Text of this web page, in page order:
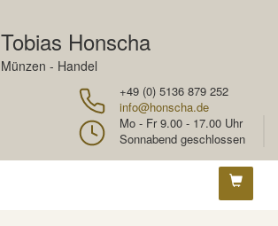
Tobias Honscha
Münzen - Handel
+49 (0) 5136 879 252
info@honscha.de
Mo - Fr 9.00 - 17.00 Uhr
Sonnabend geschlossen